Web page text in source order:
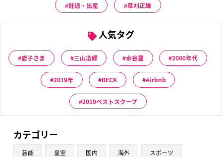
妊娠・出産 草刈正雄
人気タグ
愛子さま 三山凌輝 水谷豊 2000年代
2019年 BECK Airbnb
2019ベストスクープ
カテゴリー
芸能 皇室 国内 海外 スポーツ